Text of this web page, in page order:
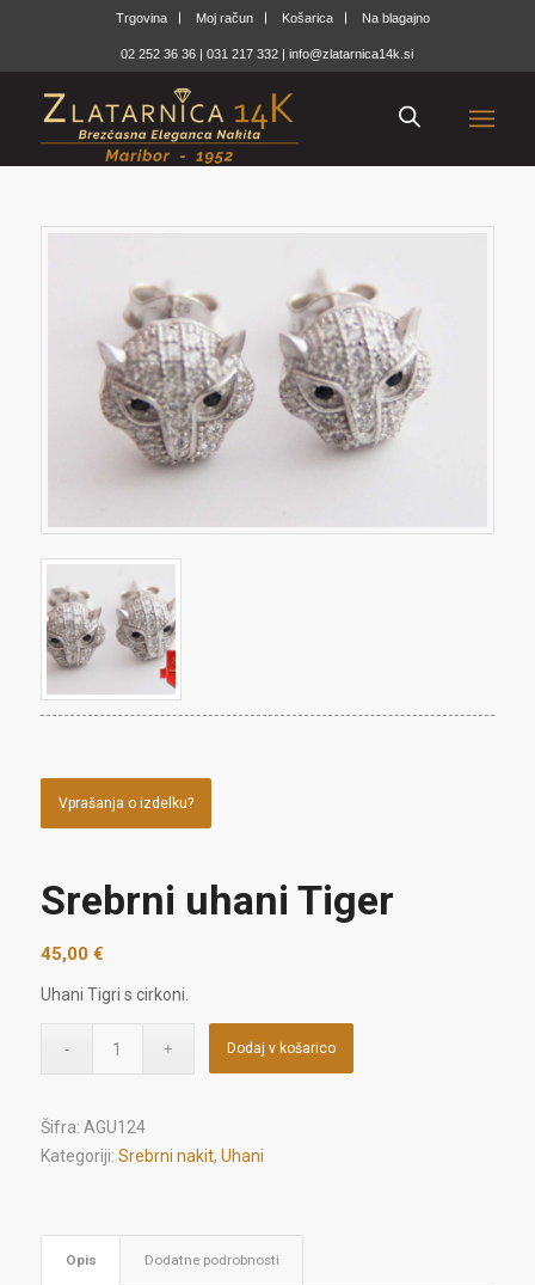
Trgovina Moj račun Košarica Na blagajno
02 252 36 36 |031 217 332 |info@zlatarnica14k.si
Vprašanja o izdelku?
Srebrni uhani Tiger
45,00 €
Uhani Tigri s cirkoni.
Dodaj v košarico
Šifra: AGU124
Kategoriji: Srebrni nakit, Uhani
Opis Dodatne podrobnosti